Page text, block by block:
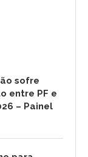
sofre
entre PF e
– Painel